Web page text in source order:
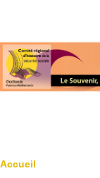
Fil
Accueil